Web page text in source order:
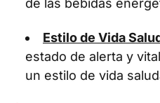
Estilo de Vida
estado de alerta y
un estilo de vida